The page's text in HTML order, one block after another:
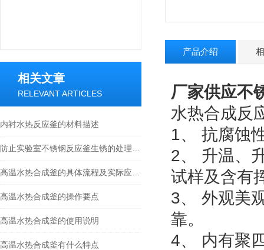
相关文章
RELEVANT ARTICLES
内衬水热反应釜的材料描述
高温水热合成釜的操作要点
高温水热合成釜的使用说明
高温水热合成釜有什么特点
产品介绍
厂家供应不
水热合成反
1、 抗腐蚀
2、 升温、
试样及含有
3、 外观美
靠。
4、 内有聚